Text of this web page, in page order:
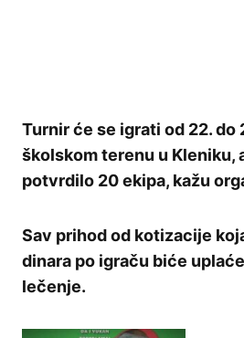
Turnir će se igrati od 22. do
školskom terenu u Kleniku,
potvrdilo 20 ekipa, kažu
Sav prihod od kotizacije
dinara po igraču biće
lečenje.